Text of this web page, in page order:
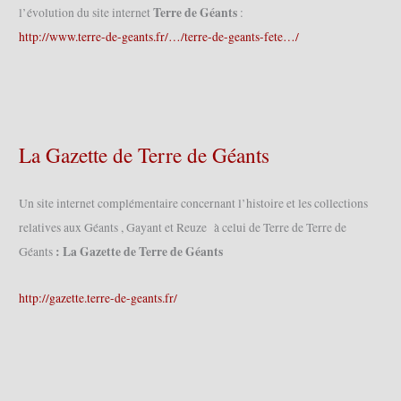
l’évolution du site internet Terre de Géants :
http://www.terre-de-geants.fr/…/terre-de-geants-fete…/
La Gazette de Terre de Géants
Un site internet complémentaire concernant l’histoire et les collections
relatives aux Géants , Gayant et Reuze à celui de Terre de Terre de
Géants : La Gazette de Terre de Géants
http://gazette.terre-de-geants.fr/